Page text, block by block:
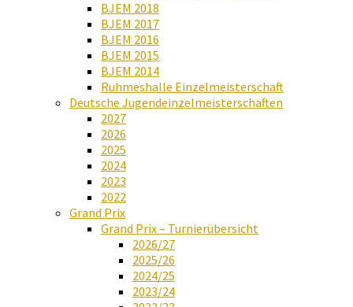
BJEM 2018
BJEM 2017
BJEM 2016
BJEM 2015
BJEM 2014
Ruhmeshalle Einzelmeisterschaft
Deutsche Jugendeinzelmeisterschaften
2027
2026
2025
2024
2023
2022
Grand Prix
Grand Prix – Turnierübersicht
2026/27
2025/26
2024/25
2023/24